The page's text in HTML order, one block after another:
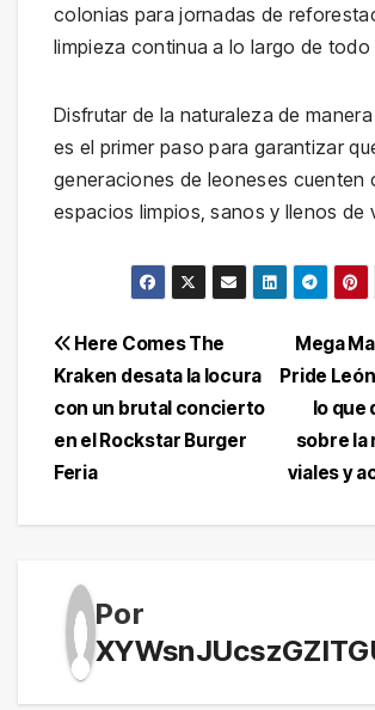
colonias para jornadas de
limpieza continua a lo largo de todo
Disfrutar de la naturaleza de
es el primer paso para garantizar
generaciones de leoneses cuenten
espacios limpios, sanos y llenos de
Navegación
de
entradas
Mega
Pride
lo que
sobre la
viales y
Here Comes The
Kraken desata la locura
con un brutal concierto
en el Rockstar Burger
Feria
Por